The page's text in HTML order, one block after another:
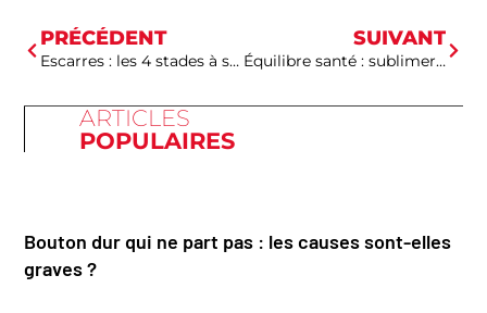
PRÉCÉDENT
Escarres : les 4 stades à surveiller pour éviter des complications graves
SUIVANT
Équilibre santé : sublimer vos rouleaux de printemps avec la sauce cacahuète
ARTICLES
POPULAIRES
Bouton dur qui ne part pas : les causes sont-elles
graves ?